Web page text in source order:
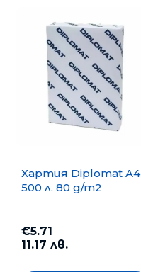
Хартия Diplomat A4
500 л. 80 g/m2
€5.71
11.17 лв.